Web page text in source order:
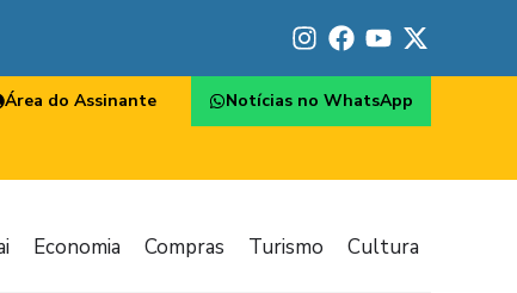
Área do Assinante Notícias no WhatsApp
Economia Compras Turismo Cultura